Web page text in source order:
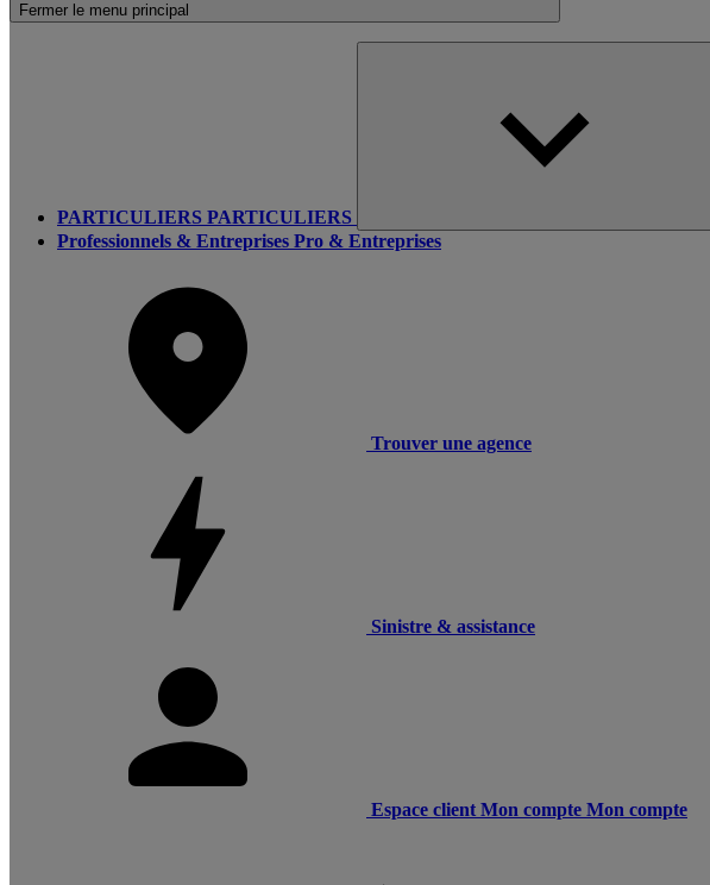
Fermer le menu principal
PARTICULIERS PARTICULIERS
Professionnels & Entreprises Pro & Entreprises
Trouver une agence
Sinistre & assistance
Espace client Mon compte Mon compte